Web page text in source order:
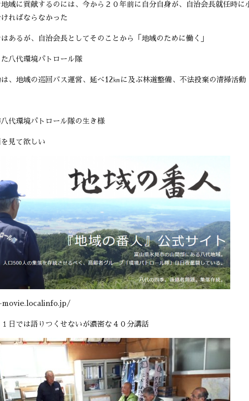
域に貢献するのには、今から２０年前に自分自身が、自治会長就任時に
ればならなかった
あるが、自治会長としてそのことから「地域のために働く」
八代環境パトロール隊
、地域の巡回バス運営、延べ12㎞に及ぶ林道整備、不法投棄の清掃活動
代環境パトロール隊の生き様
を見て欲しい
日では語りつくせないが濃密な４０分講話